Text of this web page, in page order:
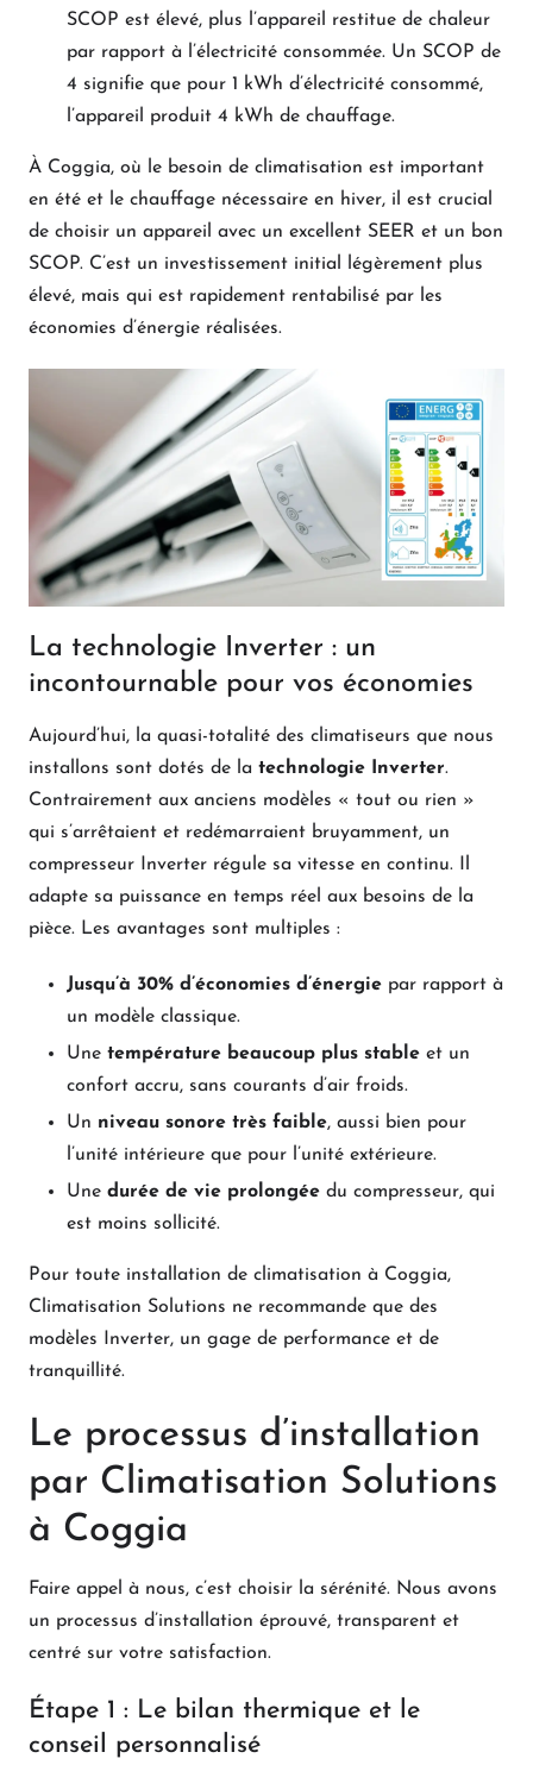
SCOP est élevé, plus l’appareil restitue de chaleur
par rapport à l’électricité consommée. Un SCOP de
4 signifie que pour 1 kWh d’électricité consommé,
l’appareil produit 4 kWh de chauffage.
À Coggia, où le besoin de climatisation est important
en été et le chauffage nécessaire en hiver, il est crucial
de choisir un appareil avec un excellent SEER et un bon
SCOP. C’est un investissement initial légèrement plus
élevé, mais qui est rapidement rentabilisé par les
économies d’énergie réalisées.
La technologie Inverter : un
incontournable pour vos économies
Aujourd’hui, la quasi-totalité des climatiseurs que nous
installons sont dotés de la technologie Inverter.
Contrairement aux anciens modèles « tout ou rien »
qui s’arrêtaient et redémarraient bruyamment, un
compresseur Inverter régule sa vitesse en continu. Il
adapte sa puissance en temps réel aux besoins de la
pièce. Les avantages sont multiples :
Jusqu’à 30% d’économies d’énergie par rapport à
un modèle classique.
Une température beaucoup plus stable et un
confort accru, sans courants d’air froids.
Un niveau sonore très faible, aussi bien pour
l’unité intérieure que pour l’unité extérieure.
Une durée de vie prolongée du compresseur, qui
est moins sollicité.
Pour toute installation de climatisation à Coggia,
Climatisation Solutions ne recommande que des
modèles Inverter, un gage de performance et de
tranquillité.
Le processus d’installation
par Climatisation Solutions
à Coggia
Faire appel à nous, c’est choisir la sérénité. Nous avons
un processus d’installation éprouvé, transparent et
centré sur votre satisfaction.
Étape 1 : Le bilan thermique et le
conseil personnalisé